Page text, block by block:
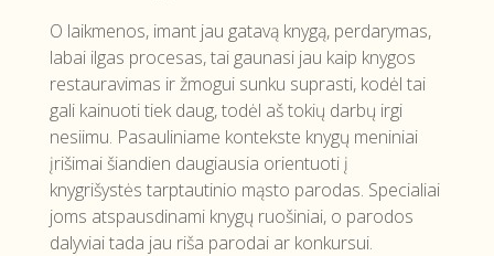
O laikmenos, imant jau gatavą knygą, perdarymas,
labai ilgas procesas, tai gaunasi jau kaip knygos
restauravimas ir žmogui sunku suprasti, kodėl tai
gali kainuoti tiek daug, todėl aš tokių darbų irgi
nesiimu. Pasauliniame kontekste knygų meniniai
įrišimai šiandien daugiausia orientuoti į
knygrišystės tarptautinio mąsto parodas. Specialiai
joms atspausdinami knygų ruošiniai, o parodos
dalyviai tada jau riša parodai ar konkursui.